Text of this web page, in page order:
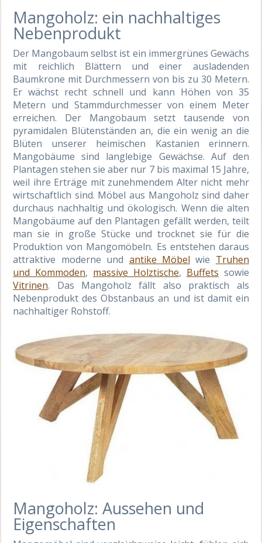
Mangoholz: ein nachhaltiges
Nebenprodukt
Der Mangobaum selbst ist ein immergrünes Gewächs
mit reichlich Blättern und einer ausladenden
Baumkrone mit Durchmessern von bis zu 30 Metern.
Er wächst recht schnell und kann Höhen von 35
Metern und Stammdurchmesser von einem Meter
erreichen. Der Mangobaum setzt tausende von
pyramidalen Blütenständen an, die ein wenig an die
Blüten unserer heimischen Kastanien erinnern.
Mangobäume sind langlebige Gewächse. Auf den
Plantagen stehen sie aber nur 7 bis maximal 15 Jahre,
weil ihre Erträge mit zunehmendem Alter nicht mehr
wirtschaftlich sind. Möbel aus Mangoholz sind daher
durchaus nachhaltig und ökologisch. Wenn die alten
Mangobäume auf den Plantagen gefällt werden, teilt
man sie in große Stücke und trocknet sie für die
Produktion von Mangomöbeln. Es entstehen daraus
attraktive moderne und antike Möbel wie Truhen
und Kommoden, massive Holztische, Buffets sowie
Vitrinen. Das Mangoholz fällt also praktisch als
Nebenprodukt des Obstanbaus an und ist damit ein
nachhaltiger Rohstoff.
Mangoholz: Aussehen und
Eigenschaften